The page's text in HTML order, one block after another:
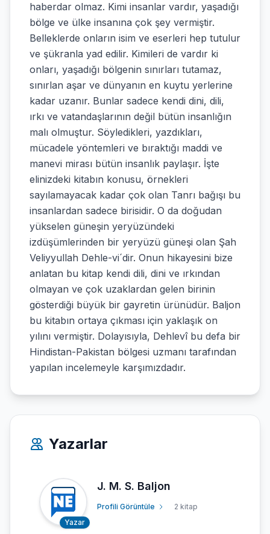
haberdar olmaz. Kimi insanlar vardır, yaşadığı
bölge ve ülke insanına çok şey vermiştir.
Belleklerde onların isim ve eserleri hep tutulur
ve şükranla yad edilir. Kimileri de vardır ki
onları, yaşadığı bölgenin sınırları tutamaz,
sınırlan aşar ve dünyanın en kuytu yerlerine
kadar uzanır. Bunlar sadece kendi dini, dili,
ırkı ve vatandaşlarının değil bütün insanlığın
malı olmuştur. Söyledikleri, yazdıkları,
mücadele yöntemleri ve bıraktığı maddi ve
manevi mirası bütün insanlık paylaşır. İşte
elinizdeki kitabın konusu, örnekleri
sayılamayacak kadar çok olan Tanrı bağışı bu
insanlardan sadece birisidir. O da doğudan
yükselen güneşin yeryüzündeki
izdüşümlerinden bir yeryüzü güneşi olan Şah
Veliyyullah Dehle-vi´dir. Onun hikayesini bize
anlatan bu kitap kendi dili, dini ve ırkından
olmayan ve çok uzaklardan gelen birinin
gösterdiği büyük bir gayretin ürünüdür. Baljon
bu kitabın ortaya çıkması için yaklaşık on
yılını vermiştir. Dolayısıyla, Dehlevî bu defa bir
Hindistan-Pakistan bölgesi uzmanı tarafından
yapılan incelemeyle karşımızdadır.
Yazarlar
Yazar
J. M. S. Baljon
Profili Görüntüle 2 kitap